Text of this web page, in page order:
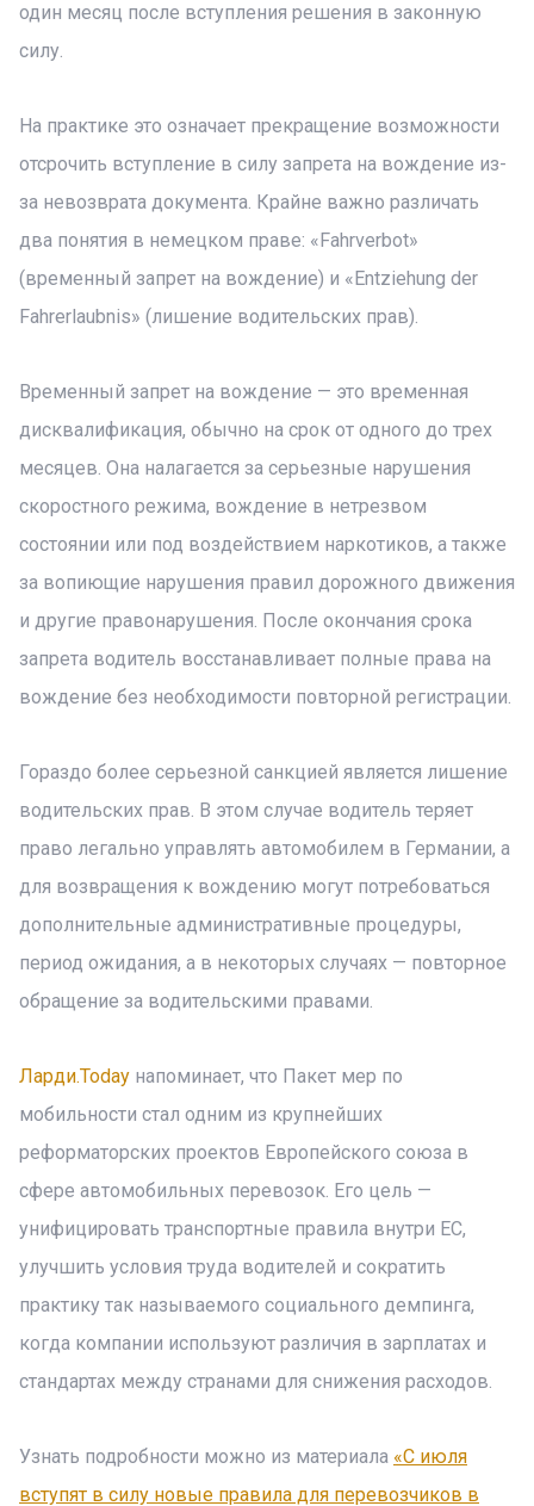
один месяц после вступления решения в законную
силу.
На практике это означает прекращение возможности
отсрочить вступление в силу запрета на вождение из-
за невозврата документа. Крайне важно различать
два понятия в немецком праве: «Fahrverbot»
(временный запрет на вождение) и «Entziehung der
Fahrerlaubnis» (лишение водительских прав).
Временный запрет на вождение — это временная
дисквалификация, обычно на срок от одного до трех
месяцев. Она налагается за серьезные нарушения
скоростного режима, вождение в нетрезвом
состоянии или под воздействием наркотиков, а также
за вопиющие нарушения правил дорожного движения
и другие правонарушения. После окончания срока
запрета водитель восстанавливает полные права на
вождение без необходимости повторной регистрации.
Гораздо более серьезной санкцией является лишение
водительских прав. В этом случае водитель теряет
право легально управлять автомобилем в Германии, а
для возвращения к вождению могут потребоваться
дополнительные административные процедуры,
период ожидания, а в некоторых случаях — повторное
обращение за водительскими правами.
Ларди.Today напоминает, что Пакет мер по
мобильности стал одним из крупнейших
реформаторских проектов Европейского союза в
сфере автомобильных перевозок. Его цель —
унифицировать транспортные правила внутри ЕС,
улучшить условия труда водителей и сократить
практику так называемого социального демпинга,
когда компании используют различия в зарплатах и
стандартах между странами для снижения расходов.
Узнать подробности можно из материала «С июля
вступят в силу новые правила для перевозчиков в